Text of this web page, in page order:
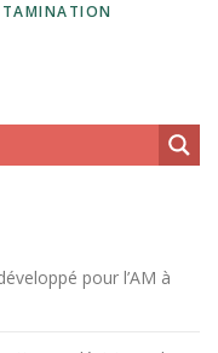
pour l’AM à